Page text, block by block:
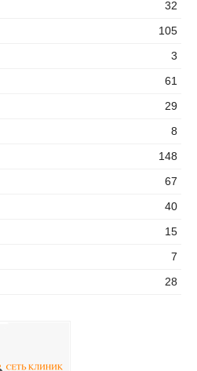
32
105
3
61
29
8
148
67
40
15
7
28